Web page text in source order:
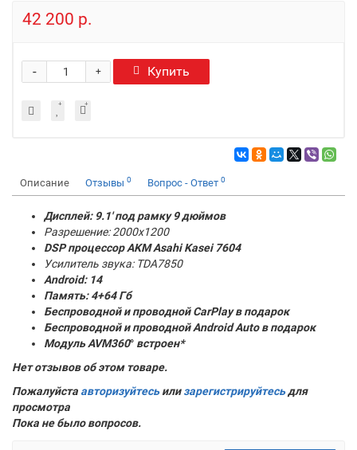
42 200 р.
+
- Купить
Описание Отзывы 0 Вопрос - Ответ 0
Дисплей: 9.1' под рамку 9 дюймов
Разрешение: 2000x1200
DSP процессор AKM Asahi Kasei 7604
Усилитель звука: TDA7850
Android: 14
Память:4+64 Гб
Беспроводной и проводной CarPlay в подарок
Беспроводной и проводной Android Auto в подарок
Модуль AVM360° встроен*
Нет отзывов об этом товаре.
Пожалуйста авторизуйтесьилизарегистрируйтесьдля
просмотра
Пока не было вопросов.